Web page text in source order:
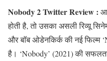
Nobody 2 Twitter Review :
होती है, तो उसका असली रिव्यू
और बॉब ओडेनकिर्क की नई फिल्म
है। ‘Nobody’ (2021) की